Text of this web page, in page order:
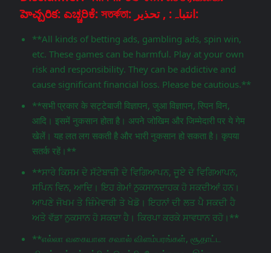
హెచ్చరిక: ಎಚ್ಚರಿಕೆ: সতর্কতা: انتباہ: , تحذير:
**All kinds of betting ads, gambling ads, spin win,
etc. These games can be harmful. Play at your own
risk and responsibility. They can be addictive and
cause significant financial loss. Please be cautious.**
**सभी प्रकार के सट्टेबाजी विज्ञापन, जुआ विज्ञापन, स्पिन विन,
आदि। इसमें नुकसान होता है। अपने जोखिम और जिम्मेदारी पर ये गेम
खेलें। यह लत लग सकती है और भारी नुकसान हो सकता है। कृपया
सतर्क रहें।**
**ਸਾਰੇ ਕਿਸਮ ਦੇ ਸੱਟੇਬਾਜ਼ੀ ਦੇ ਵਿਗਿਆਪਨ, ਜੂਏ ਦੇ ਵਿਗਿਆਪਨ,
ਸਪਿਨ ਵਿਨ, ਆਦਿ। ਇਹ ਗੇਮਾਂ ਨੁਕਸਾਨਦਾਹਕ ਹੋ ਸਕਦੀਆਂ ਹਨ।
ਆਪਣੇ ਜੋਖਮ ਤੇ ਜ਼ਿੰਮੇਵਾਰੀ ਤੇ ਖੇਡੋ। ਇਹਨਾਂ ਦੀ ਲਤ ਪੈ ਸਕਦੀ ਹੈ
ਅਤੇ ਵੱਡਾ ਨੁਕਸਾਨ ਹੋ ਸਕਦਾ ਹੈ। ਕਿਰਪਾ ਕਰਕੇ ਸਾਵਧਾਨ ਰਹੋ।**
**எல்லா வகையான சவால் விளம்பரங்கள், சூதாட்ட